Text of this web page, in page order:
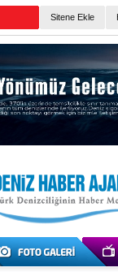
Sitene Ekle